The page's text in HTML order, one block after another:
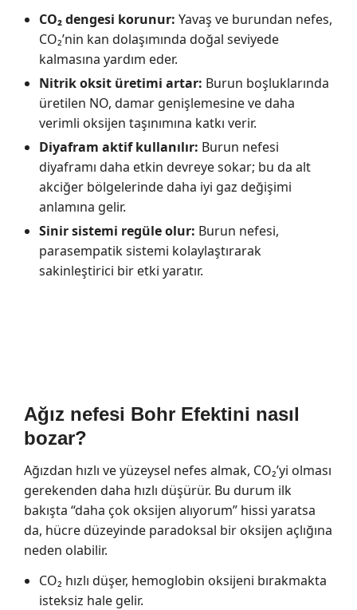
CO₂ dengesi korunur: Yavaş ve burundan nefes,
CO₂’nin kan dolaşımında doğal seviyede
kalmasına yardım eder.
Nitrik oksit üretimi artar: Burun boşluklarında
üretilen NO, damar genişlemesine ve daha
verimli oksijen taşınımına katkı verir.
Diyafram aktif kullanılır: Burun nefesi
diyaframı daha etkin devreye sokar; bu da alt
akciğer bölgelerinde daha iyi gaz değişimi
anlamına gelir.
Sinir sistemi regüle olur: Burun nefesi,
parasempatik sistemi kolaylaştırarak
sakinleştirici bir etki yaratır.
Ağız nefesi Bohr Efektini nasıl
bozar?
Ağızdan hızlı ve yüzeysel nefes almak, CO₂’yi olması
gerekenden daha hızlı düşürür. Bu durum ilk
bakışta “daha çok oksijen alıyorum” hissi yaratsa
da, hücre düzeyinde paradoksal bir oksijen açlığına
neden olabilir.
CO₂ hızlı düşer, hemoglobin oksijeni bırakmakta
isteksiz hale gelir.